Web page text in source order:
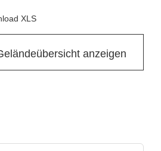
XLS
anzeigen